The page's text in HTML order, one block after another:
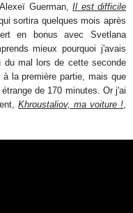
Guerman,Il est difficile
sortira quelques mois après
en bonus avec Svetlana
mieux pourquoi j'avais
du mal lors de cette seconde
la première partie, mais que
de 170 minutes. Or j'ai
Khroustaliov, ma voiture !